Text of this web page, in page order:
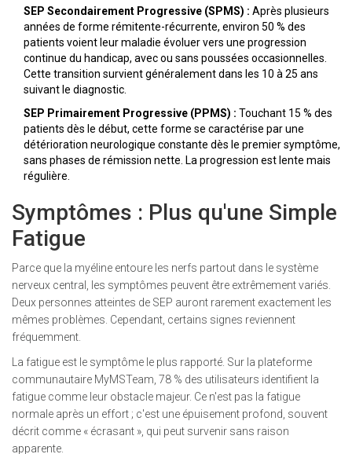
SEP Secondairement Progressive (SPMS) : Après plusieurs
années de forme rémitente-récurrente, environ 50 % des
patients voient leur maladie évoluer vers une progression
continue du handicap, avec ou sans poussées occasionnelles.
Cette transition survient généralement dans les 10 à 25 ans
suivant le diagnostic.
SEP Primairement Progressive (PPMS) : Touchant 15 % des
patients dès le début, cette forme se caractérise par une
détérioration neurologique constante dès le premier symptôme,
sans phases de rémission nette. La progression est lente mais
régulière.
Symptômes : Plus qu'une Simple
Fatigue
Parce que la myéline entoure les nerfs partout dans le système
nerveux central, les symptômes peuvent être extrêmement variés.
Deux personnes atteintes de SEP auront rarement exactement les
mêmes problèmes. Cependant, certains signes reviennent
fréquemment.
La fatigue est le symptôme le plus rapporté. Sur la plateforme
communautaire MyMSTeam, 78 % des utilisateurs identifient la
fatigue comme leur obstacle majeur. Ce n'est pas la fatigue
normale après un effort ; c'est une épuisement profond, souvent
décrit comme « écrasant », qui peut survenir sans raison
apparente.